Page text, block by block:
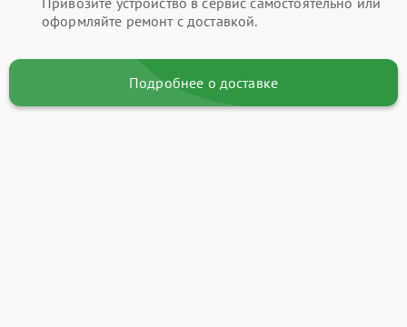
оформляйте ремонт с доставкой.
Подробнее о доставке